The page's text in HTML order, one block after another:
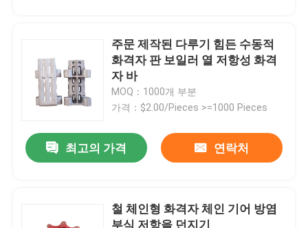
홈
주문 제작된 다루기 힘든 수동적
화격자 판 보일러 열 저항성 화격
자 바
MOQ：1000개 부분
가격：$2.00/Pieces >=1000 Pieces
최고의 가격 연락처
철 체인형 화격자 체인 기어 방염
부식 저항을 던지기